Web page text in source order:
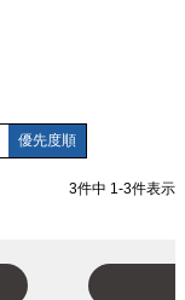
優先度順
3件中 1 -3件表示